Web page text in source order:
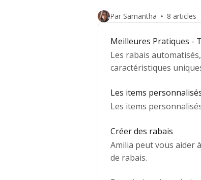
Par Samantha 8 articles
Meilleures Pratiques -
Les rabais
caractéristiques
Les items
Les items
Créer des rabais
Amilia peut vous aider
de rabais.